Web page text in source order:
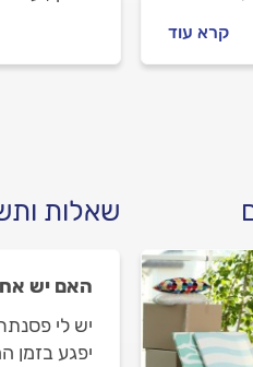
אחסון,
וכמה
קרא עוד
שאלות
האם יש
יש לי
יפגע בזמן